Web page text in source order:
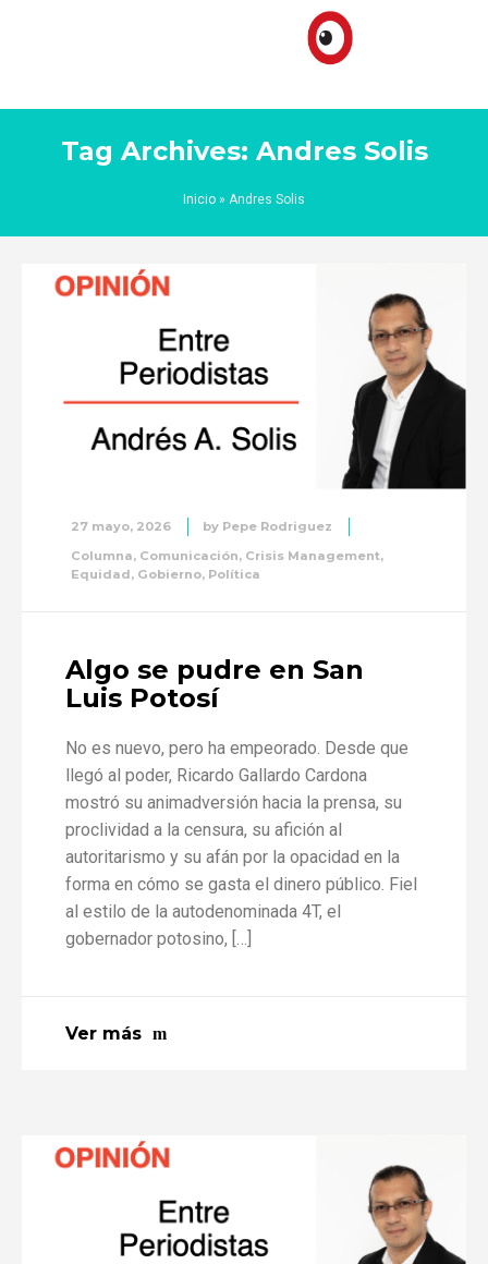
Tag Archives: Andres Solis
Inicio » Andres Solis
27 mayo, 2026 by Pepe Rodriguez
Columna, Comunicación, Crisis Management,
Equidad, Gobierno, Política
Algo se pudre en San
Luis Potosí
No es nuevo, pero ha empeorado. Desde que
llegó al poder, Ricardo Gallardo Cardona
mostró su animadversión hacia la prensa, su
proclividad a la censura, su afición al
autoritarismo y su afán por la opacidad en la
forma en cómo se gasta el dinero público. Fiel
al estilo de la autodenominada 4T, el
gobernador potosino, […]
Ver más